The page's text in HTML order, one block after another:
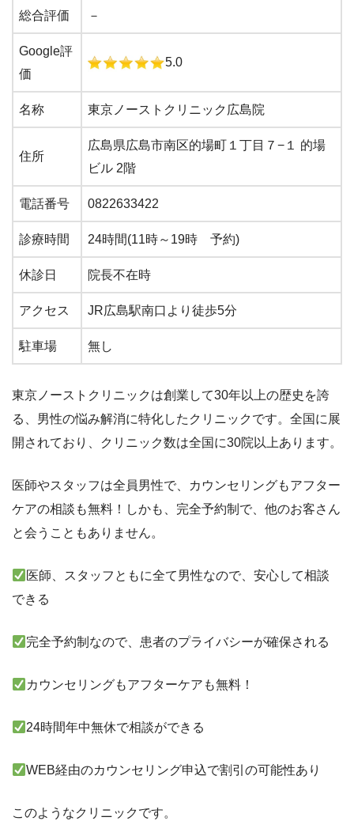
総合評価 －
Google評
価
5.0
名称 東京ノーストクリニック広島院
住所
広島県広島市南区的場町１丁目７−１ 的場
ビル 2階
電話番号 0822633422
診療時間 24時間(11時～19時 予約)
休診日 院長不在時
アクセス JR広島駅南口より徒歩5分
駐車場 無し
東京ノーストクリニックは創業して30年以上の歴史を誇
る、男性の悩み解消に特化したクリニックです。全国に展
開されており、クリニック数は全国に30院以上あります。
医師やスタッフは全員男性で、カウンセリングもアフター
ケアの相談も無料！しかも、完全予約制で、他のお客さん
と会うこともありません。
医師、スタッフともに全て男性なので、安心して相談
できる
完全予約制なので、患者のプライバシーが確保される
カウンセリングもアフターケアも無料！
24時間年中無休で相談ができる
WEB経由のカウンセリング申込で割引の可能性あり
このようなクリニックです。